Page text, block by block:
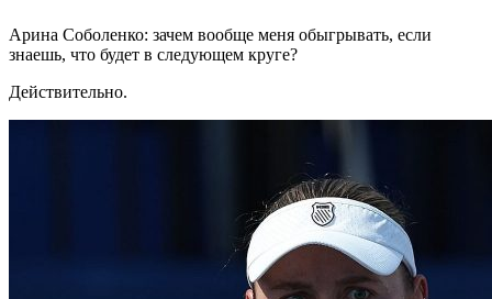
Арина Соболенко: зачем вообще меня обыгрывать, если
знаешь, что будет в следующем круге?
Действительно.